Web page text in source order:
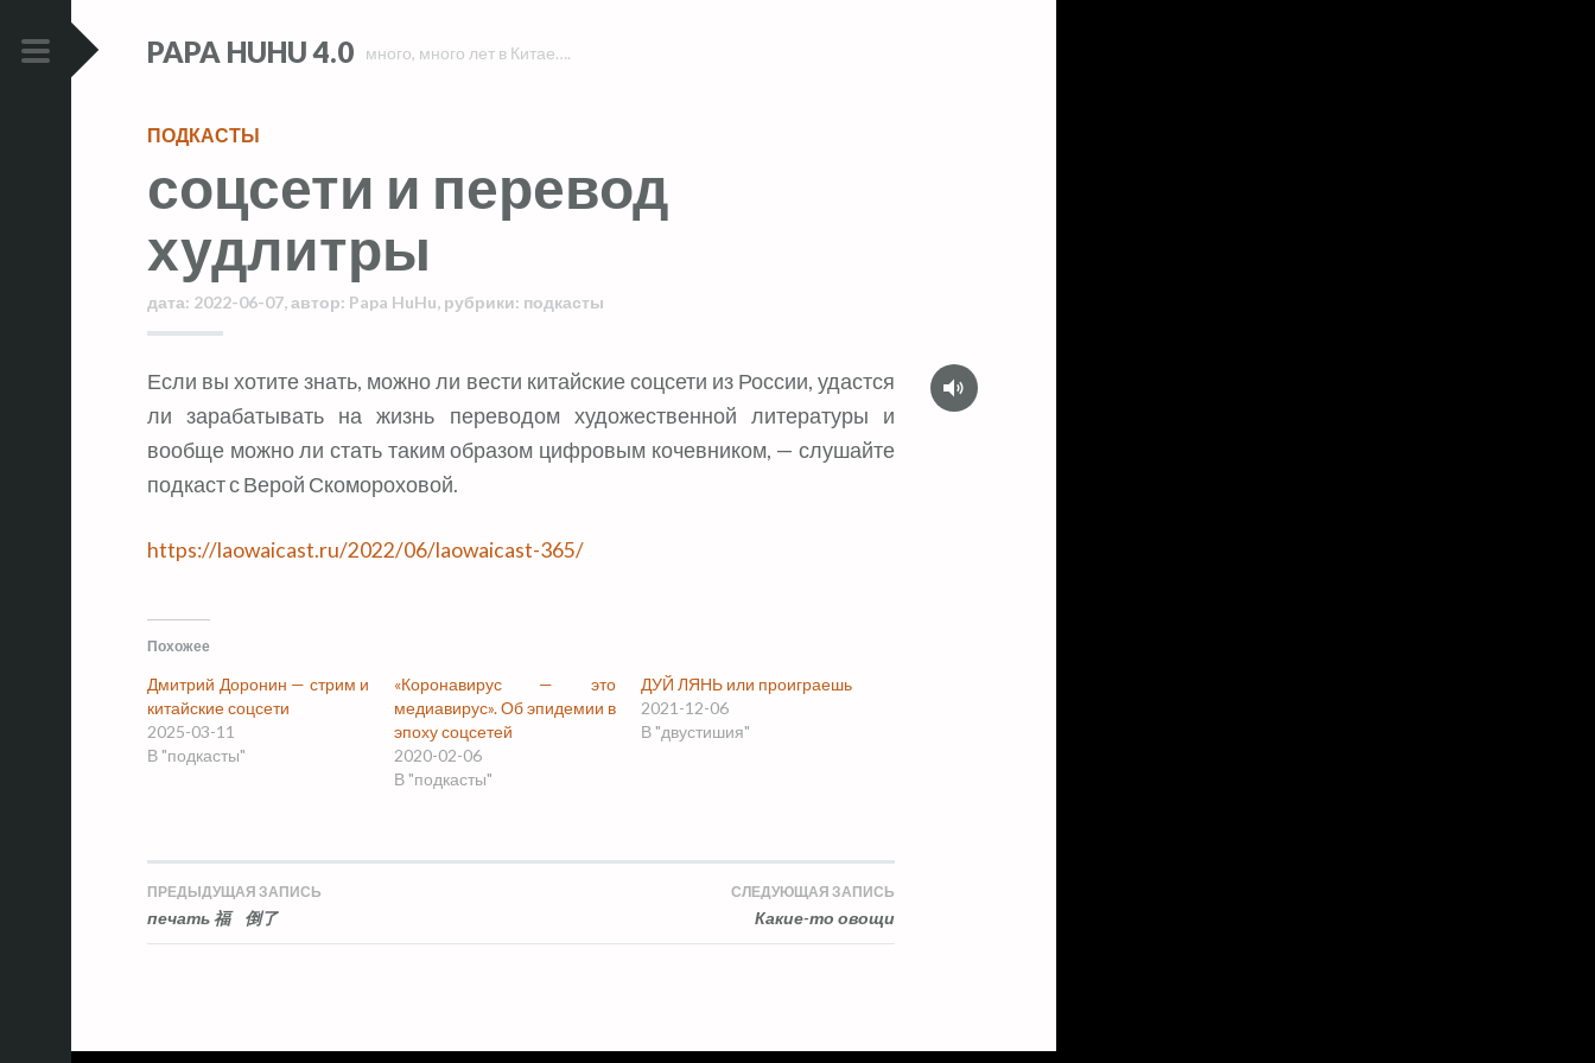
PRIMARY
PAPA HUHU 4.0 много, много лет в Китае….
ПОДКАСТЫ
соцсети и перевод
худлитры
дата: 2022-06-07,автор: Papa HuHu, рубрики: подкасты
Если вы хотите знать, можно ли вести китайские соцсети из России, удастся
ли зарабатывать на жизнь переводом художественной литературы и
вообще можно ли стать таким образом цифровым кочевником, — слушайте
подкаст с Верой Скомороховой.
https://laowaicast.ru/2022/06/laowaicast-365/
Похожее
Дмитрий Доронин — стрим и
китайские соцсети
2025-03-11
В "подкасты"
«Коронавирус — это
медиавирус». Об эпидемии в
эпоху соцсетей
2020-02-06
В "подкасты"
ДУЙ ЛЯНЬ или проиграешь
2021-12-06
В "двустишия"
Аудио
Навигация
ПРЕДЫДУЩАЯ ЗАПИСЬ
печать 福 倒了
СЛЕДУЮЩАЯ ЗАПИСЬ
Какие-то овощи